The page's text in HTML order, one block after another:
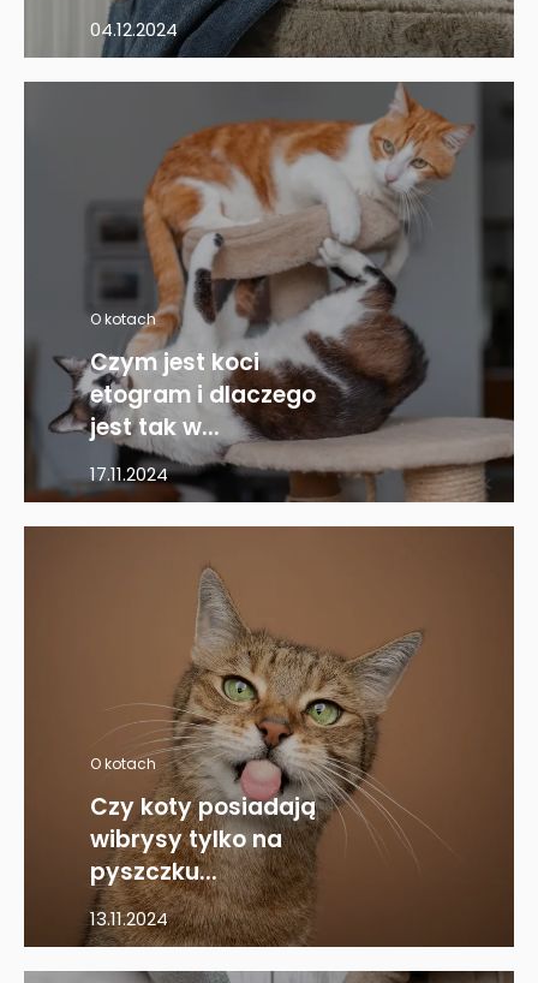
04.12.2024
O kotach
Czym jest koci
etogram i dlaczego
jest tak w...
17.11.2024
O kotach
Czy koty posiadają
wibrysy tylko na
pyszczku...
13.11.2024